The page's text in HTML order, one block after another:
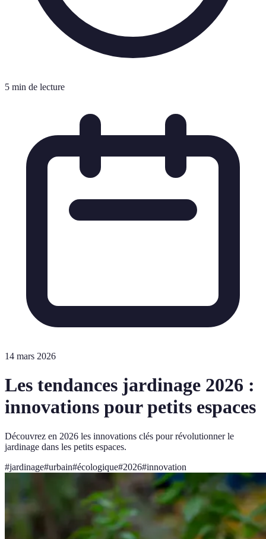
5 min de lecture
14 mars 2026
Les tendances jardinage 2026 :
innovations pour petits espaces
Découvrez en 2026 les innovations clés pour révolutionner le
jardinage dans les petits espaces.
#jardinage#urbain#écologique#2026#innovation